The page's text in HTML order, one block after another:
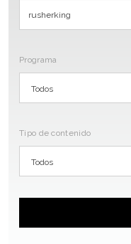
Programa
Tipo de contenido